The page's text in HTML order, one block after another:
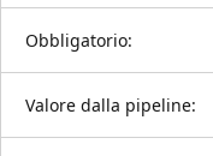
Obbligatorio:
Valore dalla pipeline: